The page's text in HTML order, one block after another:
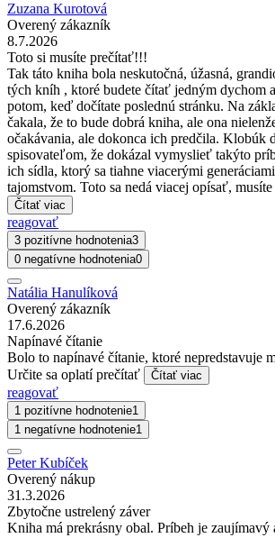
Zuzana Kurotová
Overený zákazník
8.7.2026
Toto si musíte prečítať!!!
Tak táto kniha bola neskutočná, úžasná,
tých kníh , ktoré budete čítať jedným dychom
potom, keď dočítate poslednú stránku. Na
čakala, že to bude dobrá kniha, ale ona
očakávania, ale dokonca ich predčila. Klobúk
spisovateľom, že dokázal vymyslieť takýto
ich sídla, ktorý sa tiahne viacerými
tajomstvom. Toto sa nedá viacej opísať,
Čítať viac
reagovať
3 pozitívne hodnotenia3
0 negatívne hodnotenia0
Natália Hanulíková
Overený zákazník
17.6.2026
Napínavé čítanie
Bolo to napínavé čítanie, ktoré nepredstavuje
Určite sa oplatí prečítať
Čítať viac
reagovať
1 pozitívne hodnotenie1
1 negatívne hodnotenie1
Peter Kubíček
Overený nákup
31.3.2026
Zbytočne ustrelený záver
Kniha má prekrásny obal. Príbeh je zaujímavý